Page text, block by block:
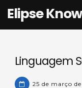
Elipse
Linguagem
25 de março de